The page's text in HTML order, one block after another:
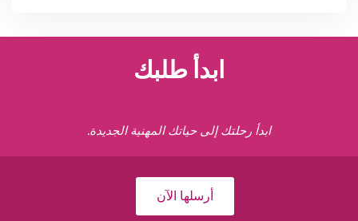
ابدأ طلبك
ابدأ رحلتك إلى حياتك المهنية الجديدة.
أرسلها الآن